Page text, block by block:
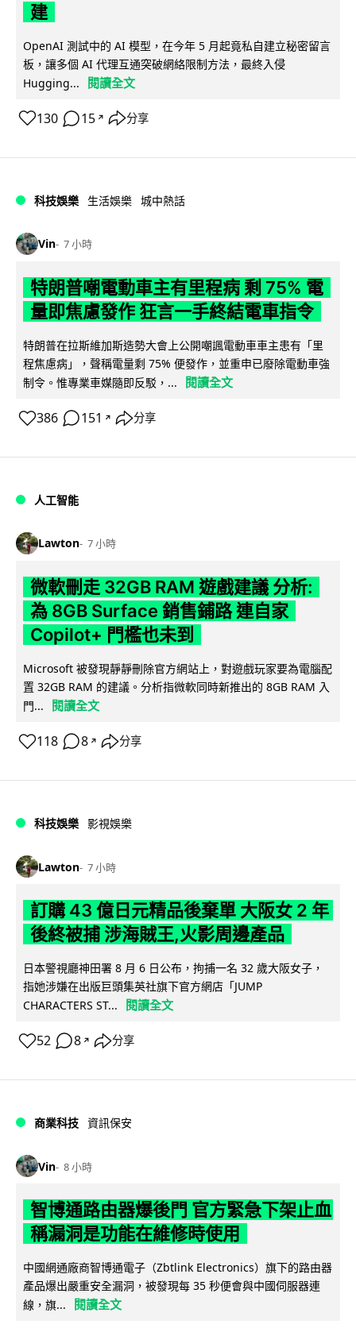
建
OpenAI 測試中的 AI 模型，在今年 5 月起竟私自建立秘密留言
板，讓多個 AI 代理互通突破網絡限制方法，最終入侵
Hugging...
閱讀全文
130 15 ↗ 分享
科技娛樂 生活娛樂 城中熱話
Vin 7 小時
特朗普嘲電動車主有里程病 剩 75% 電
量即焦慮發作 狂言一手終結電車指令
特朗普在拉斯維加斯造勢大會上公開嘲諷電動車車主患有「里
程焦慮病」，聲稱電量剩 75% 便發作，並重申已廢除電動車強
制令。惟專業車媒隨即反駁，...
閱讀全文
386 151 ↗ 分享
人工智能
Lawton 7 小時
微軟刪走 32GB RAM 遊戲建議 分析:
為 8GB Surface 銷售鋪路 連自家
Copilot+ 門檻也未到
Microsoft 被發現靜靜刪除官方網站上，對遊戲玩家要為電腦配
置 32GB RAM 的建議。分析指微軟同時新推出的 8GB RAM 入
門...
閱讀全文
118 8 ↗ 分享
科技娛樂 影視娛樂
Lawton 7 小時
訂購 43 億日元精品後棄單 大阪女 2 年
後終被捕 涉海賊王,火影周邊產品
日本警視廳神田署 8 月 6 日公布，拘捕一名 32 歲大阪女子，
指她涉嫌在出版巨頭集英社旗下官方網店「JUMP
CHARACTERS ST...
閱讀全文
52 8 ↗ 分享
商業科技 資訊保安
Vin 8 小時
智博通路由器爆後門 官方緊急下架止血
稱漏洞是功能在維修時使用
中國網通廠商智博通電子（Zbtlink Electronics）旗下的路由器
產品爆出嚴重安全漏洞，被發現每 35 秒便會與中國伺服器連
線，旗...
閱讀全文